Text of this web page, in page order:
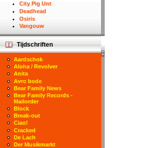
City Pig Unt
Deadhead
Osiris
Vangouw
Tijdschriften
Aardschok
Aloha / Revolver
Anita
Avro bode
Bear Family News
Bear Family Records -
Mailorder
Block
Break-out
Ciao!
Cracked
De Lach
Der Musikmarkt